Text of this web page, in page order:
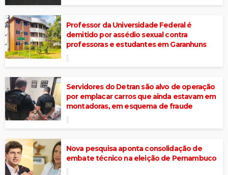
Professor da Universidade Federal é
demitido por assédio sexual contra
professoras e estudantes em Garanhuns
Servidores do Detran são alvo de operação
por emplacar carros que ainda estavam em
montadoras, em esquema de fraude
Nova pesquisa aponta consolidação de
embate técnico na eleição de Pernambuco